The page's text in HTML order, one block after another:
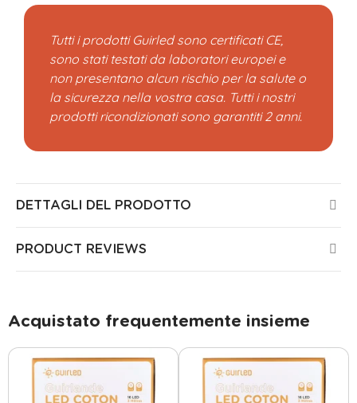
Tutti i prodotti Guirled sono certificati CE,
sono stati testati da laboratori europei e
non presentano alcun rischio per la salute o
la sicurezza nella vostra casa. Tutti i nostri
prodotti ricondizionati sono garantiti 2 anni.
DETTAGLI DEL PRODOTTO
PRODUCT REVIEWS
Acquistato frequentemente insieme